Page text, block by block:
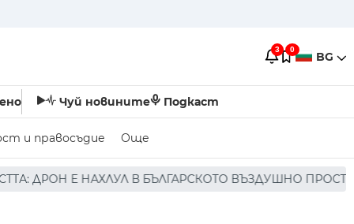
3 0 BG
Чуй новините Подкаст
и правосъдие Още
ВЪЗДУШНО ПРОСТРАНСТВО * * * НЯМА